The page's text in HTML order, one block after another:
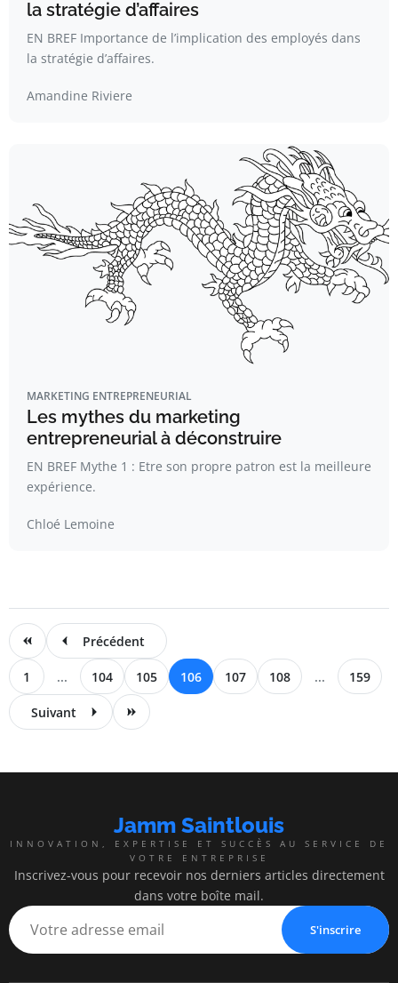
la stratégie d’affaires
EN BREF Importance de l’implication des employés dans
la stratégie d’affaires.
Amandine Riviere
MARKETING ENTREPRENEURIAL
Les mythes du marketing
entrepreneurial à déconstruire
EN BREF Mythe 1 : Etre son propre patron est la meilleure
expérience.
Chloé Lemoine
Précédent
1 ... 104 105 106 107 108 ... 159
Suivant
Jamm Saintlouis
INNOVATION, EXPERTISE ET SUCCÈS AU SERVICE DE
VOTRE ENTREPRISE
Inscrivez-vous pour recevoir nos derniers articles directement
dans votre boîte mail.
S'inscrire